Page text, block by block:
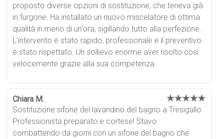
proposto diverse opzioni di sostituzione, che teneva già
in furgone. Ha installato un nuovo miscelatore di ottima
qualità in meno di un'ora, sigillando tutto alla perfezione.
L'intervento è stato rapido, professionale e il preventivo
è stato rispettato. Un sollievo enorme aver risolto così
velocemente grazie alla sua competenza.
Chiara M. ★★★★★
Sostituzione sifone del lavandino del bagno a Tresigallo.
Professionista preparato e cortese! Stavo
combattendo da giorni con un sifone del bagno che